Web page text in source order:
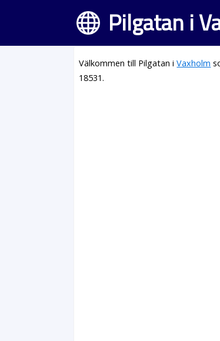
Pilgatan i
Välkommen till Pilgatan iVaxholm
18531.